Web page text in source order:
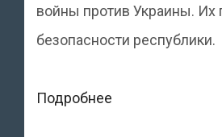
войны против Украины. Их
безопасности республики.
Подробнее